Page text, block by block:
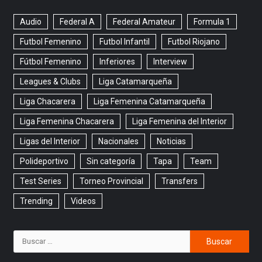
Audio Federal A Federal Amateur Formula 1
Futbol Femenino Futbol Infantil Futbol Riojano
Fútbol Femenino Inferiores Interview
Leagues & Clubs Liga Catamarqueña
Liga Chacarera Liga Femenina Catamarqueña
Liga Femenina Chacarera Liga Femenina del Interior
Ligas del Interior Nacionales Noticias
Polideportivo Sin categoría Tapa Team
Test Series Torneo Provincial Transfers
Trending Videos